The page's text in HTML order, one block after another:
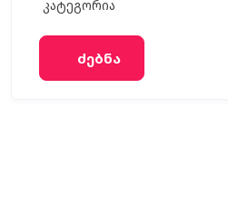
Ძებნა